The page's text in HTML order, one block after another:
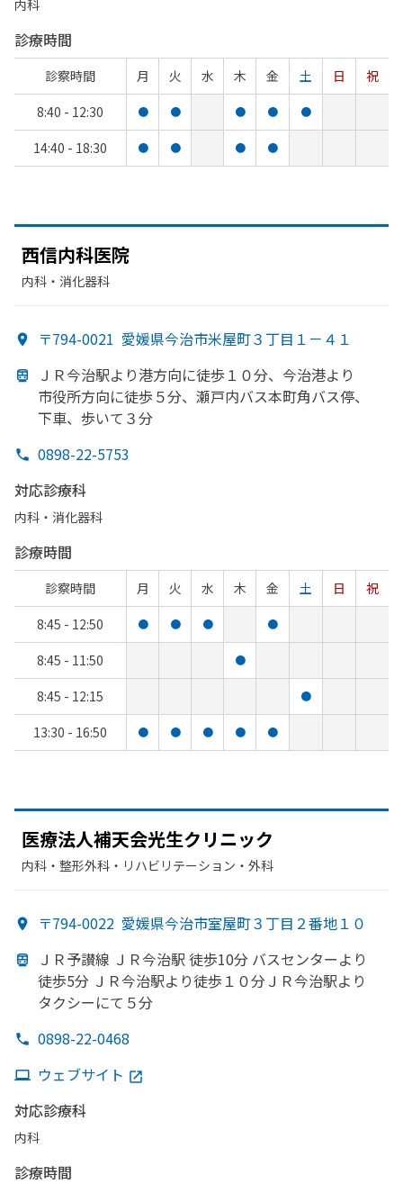
内科
診療時間
診察時間 月 火 水 木 金 土 日
祝
8:40 - 12:30
● ● ● ● ●
14:40 - 18:30 ● ● ● ●
西信内科医院
内科・​消化器科
〒794-0021 愛媛県今治市米屋町３丁目１－４１
ＪＲ今治駅より港方向に徒歩１０分、 今治港より
市役所方向に徒歩５分、 瀬戸内バス本町角バス停、
下車、 歩いて ３分
0898-22-5753
対応診療科
内科・​消化器科
診療時間
診察時間 月 火 水 木 金 土 日
祝
8:45 - 12:50
● ● ● ●
8:45 - 11:50 ●
8:45 - 12:15 ●
13:30 - 16:50 ● ● ● ● ●
医療法人補天会光生クリニック
内科・​整形外科・​リハビリテーション・​外科
〒794-0022 愛媛県今治市室屋町３丁目２番地１０
ＪＲ予讃線 ＪＲ今治駅 徒歩10分 バスセンターより
徒歩5分 ＪＲ今治駅より徒歩１０分ＪＲ今治駅より
タクシーにて ５分
0898-22-0468
ウェブサイト
対応診療科
内科
診療時間